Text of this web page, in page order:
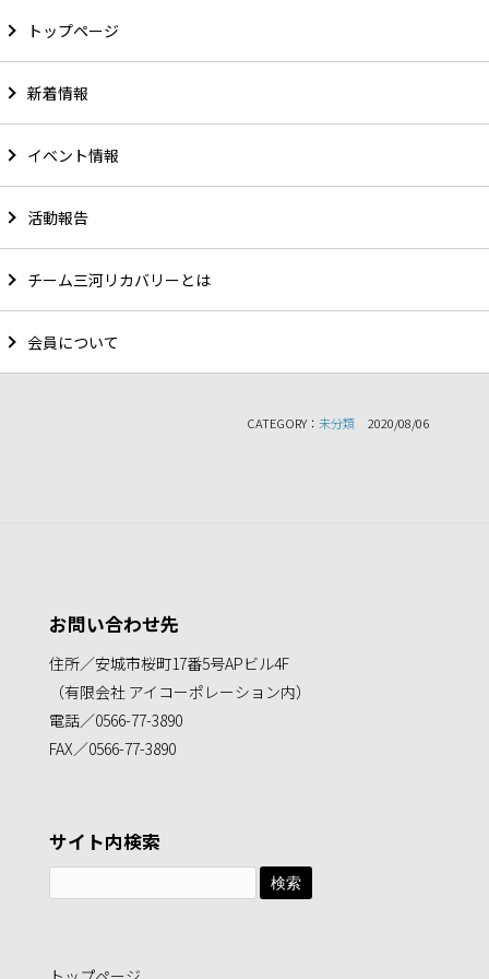
トップページ
新着情報
イベント情報
活動報告
チーム三河リカバリーとは
会員について
2019年11月理事会開催
安城市の「はみんぐ」にて2019年11月11日（月）に理事
会を開催しました。
議題は以下の通り。
・インドネシアへの支援継続について
・今後の運動について
CATEGORY：未分類 2020/08/06
お問い合わせ先
住所／安城市桜町17番5号APビル4F
（有限会社 アイコーポレーション内）
電話／0566-77-3890
FAX／0566-77-3890
サイト内検索